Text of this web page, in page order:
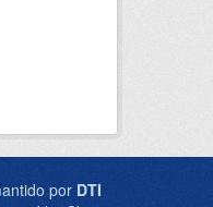
por DTI